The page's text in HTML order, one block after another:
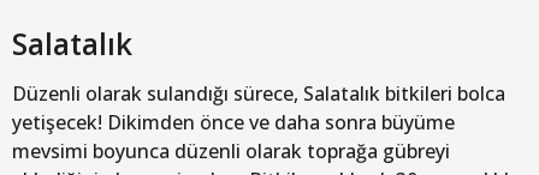
Salatalık
Düzenli olarak sulandığı sürece, Salatalık bitkileri bolca
yetişecek! Dikimden önce ve daha sonra büyüme
mevsimi boyunca düzenli olarak toprağa gübreyi